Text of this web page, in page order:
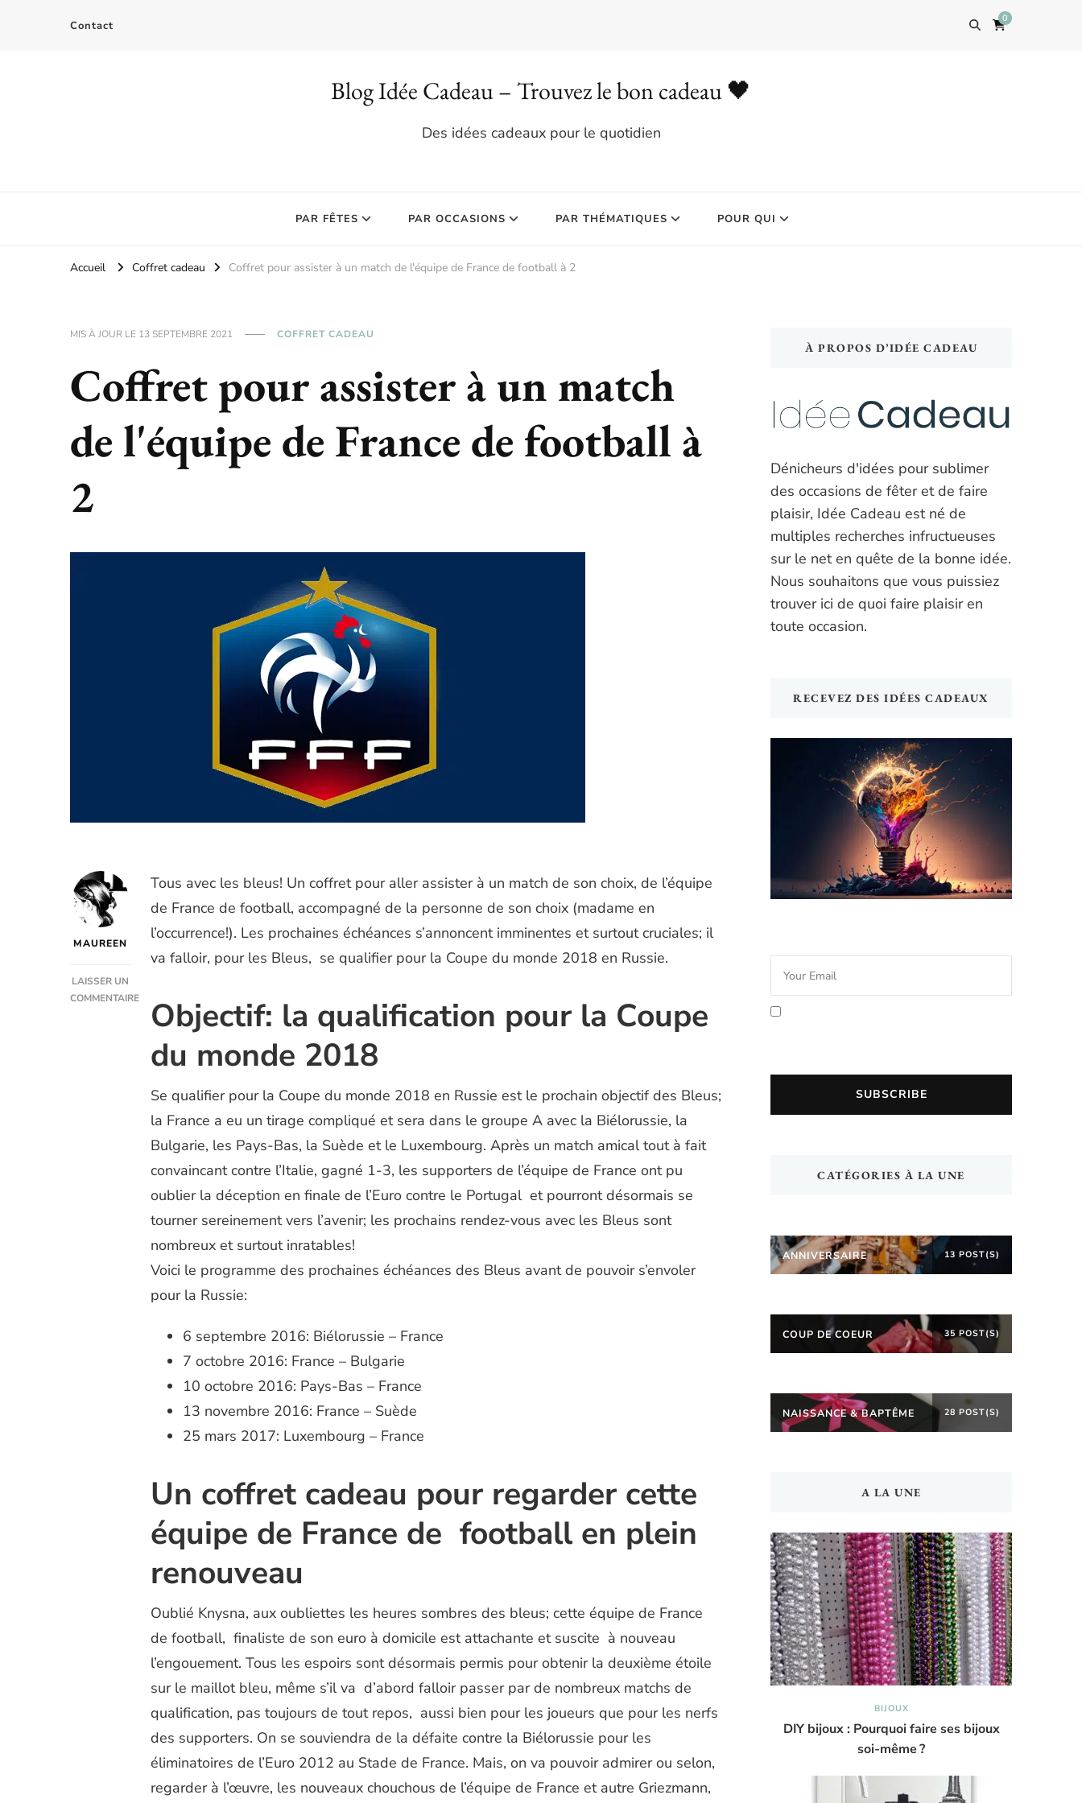
Contact
0
Blog Idée Cadeau – Trouvez le bon cadeau 🖤
Des idées cadeaux pour le quotidien
PAR FÊTES PAR OCCASIONS PAR THÉMATIQUES POUR QUI
Accueil Coffret cadeau Coffret pour assister à un match de l'équipe de France de football à 2
MIS À JOUR LE 13 SEPTEMBRE 2021 COFFRET CADEAU
Coffret pour assister à un match
de l'équipe de France de football à
2
MAUREEN
LAISSER UN
COMMENTAIRE
Tous avec les bleus! Un coffret pour aller assister à un match de son choix, de l’équipe
de France de football, accompagné de la personne de son choix (madame en
l’occurrence!). Les prochaines échéances s’annoncent imminentes et surtout cruciales; il
va falloir, pour les Bleus, se qualifier pour la Coupe du monde 2018 en Russie.
Objectif: la qualification pour la Coupe
du monde 2018
Se qualifier pour la Coupe du monde 2018 en Russie est le prochain objectif des Bleus;
la France a eu un tirage compliqué et sera dans le groupe A avec la Biélorussie, la
Bulgarie, les Pays-Bas, la Suède et le Luxembourg. Après un match amical tout à fait
convaincant contre l’Italie, gagné 1-3, les supporters de l’équipe de France ont pu
oublier la déception en finale de l’Euro contre le Portugal et pourront désormais se
tourner sereinement vers l’avenir; les prochains rendez-vous avec les Bleus sont
nombreux et surtout inratables!
Voici le programme des prochaines échéances des Bleus avant de pouvoir s’envoler
pour la Russie:
6 septembre 2016: Biélorussie – France
7 octobre 2016: France – Bulgarie
10 octobre 2016: Pays-Bas – France
13 novembre 2016: France – Suède
25 mars 2017: Luxembourg – France
Un coffret cadeau pour regarder cette
équipe de France de football en plein
renouveau
Oublié Knysna, aux oubliettes les heures sombres des bleus; cette équipe de France
de football, finaliste de son euro à domicile est attachante et suscite à nouveau
l’engouement. Tous les espoirs sont désormais permis pour obtenir la deuxième étoile
sur le maillot bleu, même s’il va d’abord falloir passer par de nombreux matchs de
qualification, pas toujours de tout repos, aussi bien pour les joueurs que pour les nerfs
des supporters. On se souviendra de la défaite contre la Biélorussie pour les
éliminatoires de l’Euro 2012 au Stade de France. Mais, on va pouvoir admirer ou selon,
regarder à l’œuvre, les nouveaux chouchous de l’équipe de France et autre Griezmann,
À PROPOS D’IDÉE CADEAU
Dénicheurs d'idées pour sublimer
des occasions de fêter et de faire
plaisir, Idée Cadeau est né de
multiples recherches infructueuses
sur le net en quête de la bonne idée.
Nous souhaitons que vous puissiez
trouver ici de quoi faire plaisir en
toute occasion.
RECEVEZ DES IDÉES CADEAUX
CATÉGORIES À LA UNE
ANNIVERSAIRE 13 POST(S)
COUP DE COEUR 35 POST(S)
NAISSANCE & BAPTÊME 28 POST(S)
A LA UNE
BIJOUX
DIY bijoux : Pourquoi faire ses bijoux
soi-même ?